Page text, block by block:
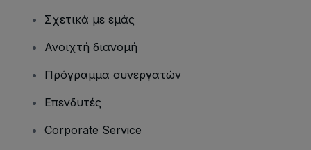
Σχετικά με εμάς
Ανοιχτή διανομή
Πρόγραμμα συνεργατών
Επενδυτές
Corporate Service